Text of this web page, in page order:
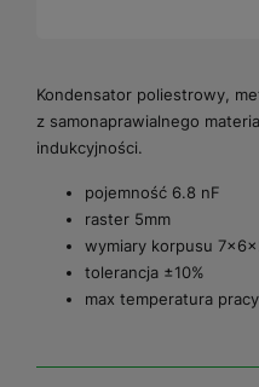
Kondensator poliestrowy,
z samonaprawialnego
indukcyjności.
pojemność 6.8 nF
raster 5mm
wymiary korpusu
tolerancja ±10%
max temperatura